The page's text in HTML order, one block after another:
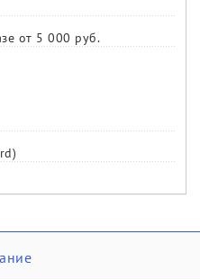
от 5 000 руб.